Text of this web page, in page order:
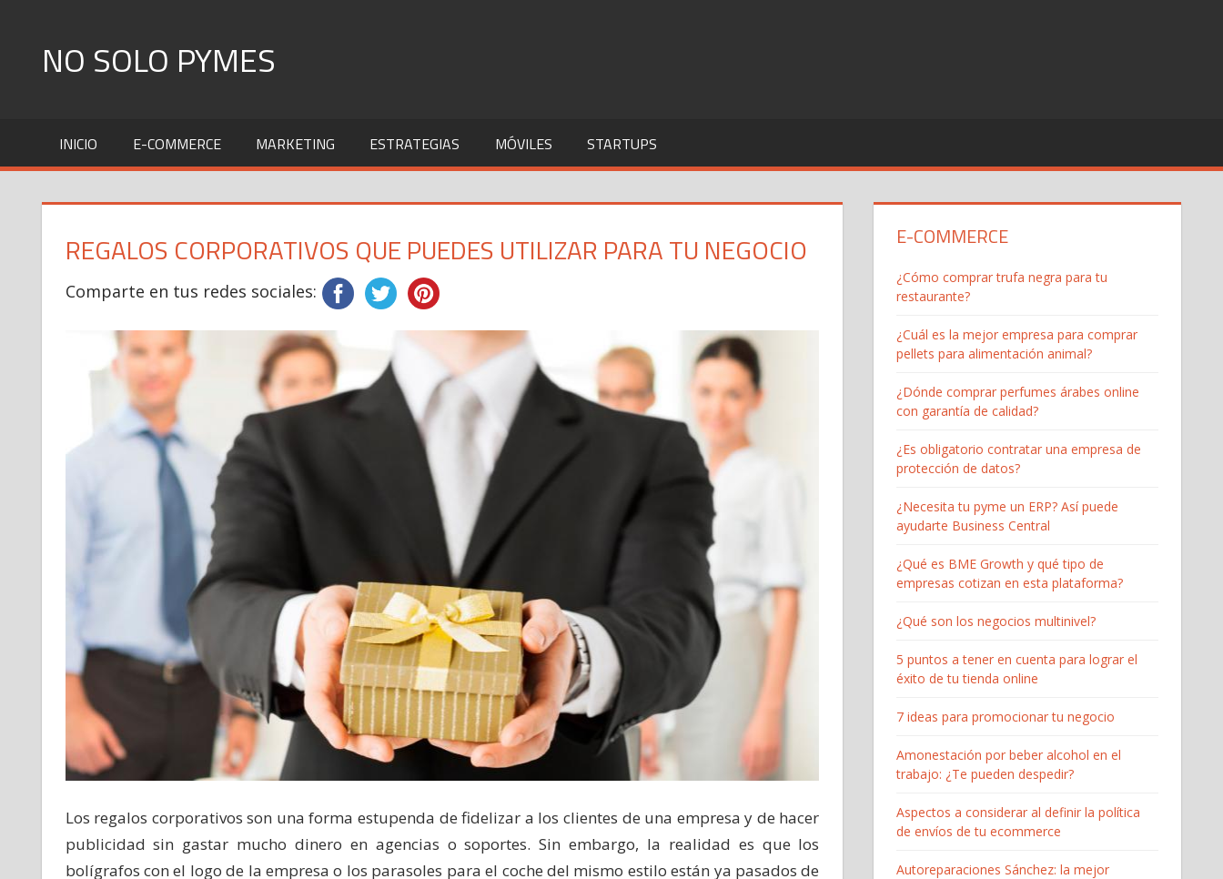
contentNO SOLO PYMES
que
una
saber
INICIO E-COMMERCE MARKETING ESTRATEGIAS MÓVILES STARTUPS
REGALOS CORPORATIVOS QUE PUEDES UTILIZAR PARA TU NEGOCIO
Comparte en tus redes sociales:
Los regalos corporativos son una forma estupenda de fidelizar a los clientes de una empresa y de hacer
publicidad sin gastar mucho dinero en agencias o soportes. Sin embargo, la realidad es que los
bolígrafos con el logo de la empresa o los parasoles para el coche del mismo estilo están ya pasados de
E-COMMERCE
¿Cómo comprar trufa negra para tu
restaurante?
¿Cuál es la mejor empresa para comprar
pellets para alimentación animal?
¿Dónde comprar perfumes árabes online
con garantía de calidad?
¿Es obligatorio contratar una empresa de
protección de datos?
¿Necesita tu pyme un ERP? Así puede
ayudarte Business Central
¿Qué es BME Growth y qué tipo de
empresas cotizan en esta plataforma?
¿Qué son los negocios multinivel?
5 puntos a tener en cuenta para lograr el
éxito de tu tienda online
7 ideas para promocionar tu negocio
Amonestación por beber alcohol en el
trabajo: ¿Te pueden despedir?
Aspectos a considerar al definir la política
de envíos de tu ecommerce
Autoreparaciones Sánchez: la mejor